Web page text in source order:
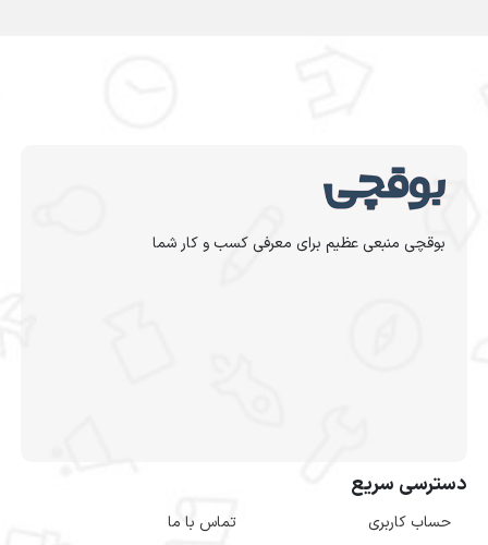
بوقچی منبعی عظیم برای معرفی کسب و کار شما
دسترسی سریع
حساب کاربری
تماس با ما